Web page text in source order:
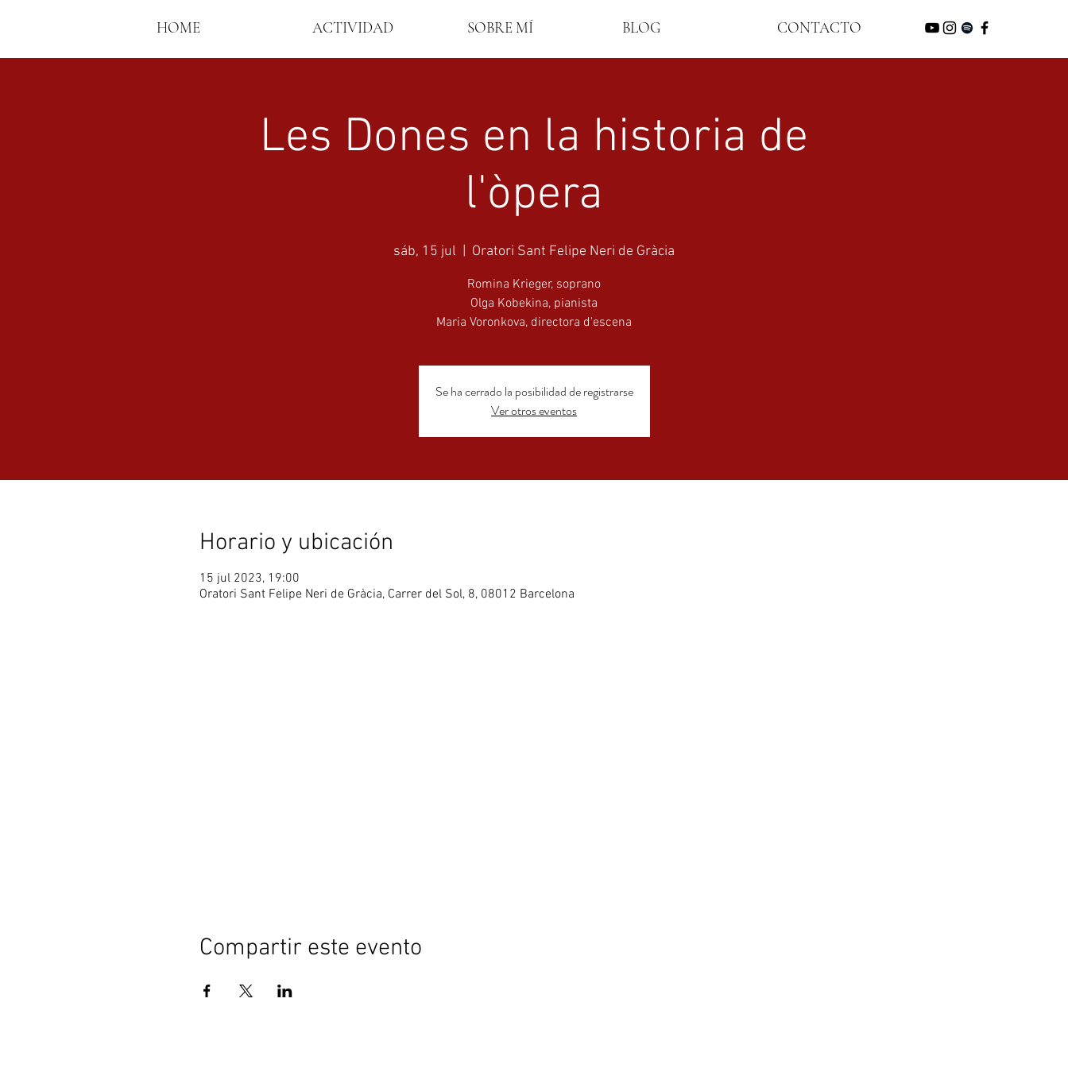
HOME ACTIVIDAD SOBRE MÍ BLOG CONTACTO
Les Dones en la historia de
l'òpera
sáb, 15 jul Oratori Sant Felipe Neri de Gràcia
Romina Krieger, soprano
Olga Kobekina, pianista
Maria Voronkova, directora d'escena
Se ha cerrado la posibilidad de registrarse
Ver otros eventos
Horario y ubicación
15 jul 2023, 19:00
Oratori Sant Felipe Neri de Gràcia, Carrer del Sol, 8, 08012 Barcelona
Compartir este evento